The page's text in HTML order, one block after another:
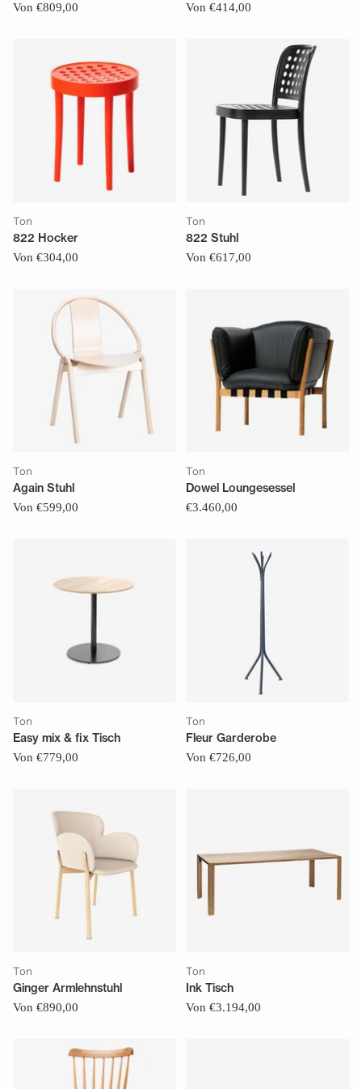
Von €809,00 Von €414,00
Ton
822 Hocker
Von €304,00
Ton
822 Stuhl
Von €617,00
Ton
Again Stuhl
Von €599,00
Ton
Dowel Loungesessel
€3.460,00
Ton
Easy mix & fix Tisch
Von €779,00
Ton
Fleur Garderobe
Von €726,00
Ton
Ginger Armlehnstuhl
Von €890,00
Ton
Ink Tisch
Von €3.194,00